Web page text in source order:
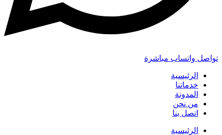
تواصل واتساب مباشرة
الرئيسية
خدماتنا
المدونة
من نحن
اتصل بنا
الرئيسية